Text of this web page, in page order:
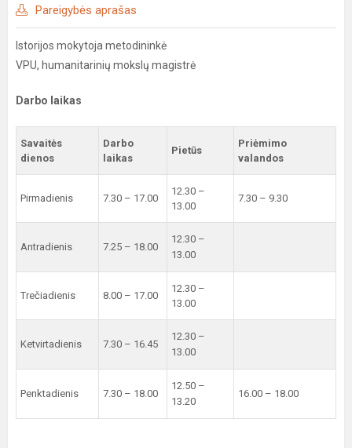
Pareigybės aprašas
Istorijos mokytoja metodininkė
VPU, humanitarinių mokslų magistrė
Darbo laikas
Savaitės
dienos
Darbo
laikas
Pietūs
Priėmimo
valandos
Pirmadienis 7.30 – 17.00
12.30 –
13.00
7.30 – 9.30
Antradienis 7.25 – 18.00
12.30 –
13.00
Trečiadienis 8.00 – 17.00
12.30 –
13.00
Ketvirtadienis 7.30 – 16.45
12.30 –
13.00
Penktadienis 7.30 – 18.00
12.50 –
13.20
16.00 – 18.00